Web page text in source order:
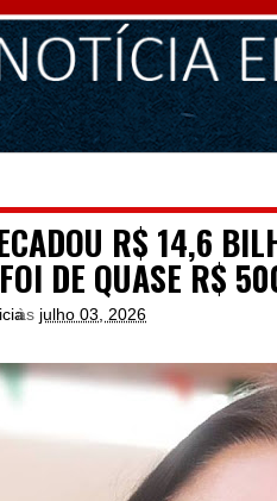
R$ 14,6
DE QUASE R$
às julho 03, 2026